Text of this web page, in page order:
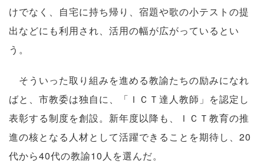
けでなく、自宅に持ち帰り、宿題や歌の小テストの提
出などにも利用され、活用の幅が広がっているとい
う。
そういった取り組みを進める教諭たちの励みになれ
ばと、市教委は独自に、「ＩＣＴ達人教師」を認定し
表彰する制度を創設。新年度以降も、ＩＣＴ教育の推
進の核となる人材として活躍できることを期待し、20
代から40代の教諭10人を選んだ。